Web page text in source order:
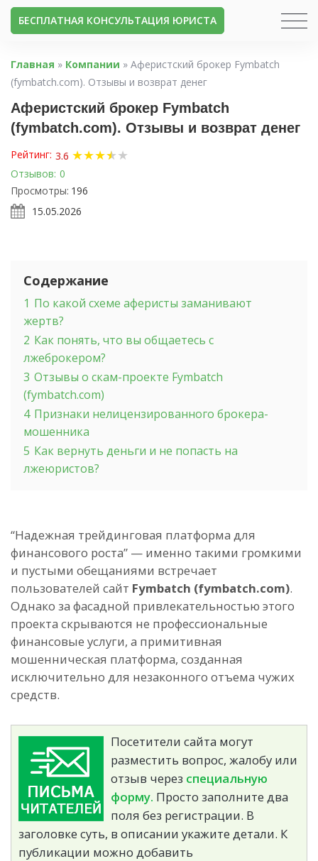
БЕСПЛАТНАЯ КОНСУЛЬТАЦИЯ ЮРИСТА
Главная » Компании » Аферистский брокер Fymbatch
(fymbatch.com). Отзывы и возврат денег
Аферистский брокер Fymbatch
(fymbatch.com). Отзывы и возврат денег
Рейтинг: 3.6 ★★★★
★★
Отзывов: 0
Просмотры: 196
15.05.2026
Содержание
1 По какой схеме аферисты заманивают
жертв?
2 Как понять, что вы общаетесь с
лжеброкером?
3 Отзывы о скам-проекте Fymbatch
(fymbatch.com)
4 Признаки нелицензированного брокера-
мошенника
5 Как вернуть деньги и не попасть на
лжеюристов?
“Надежная трейдинговая платформа для
финансового роста” — именно такими громкими
и пустыми обещаниями встречает
пользователей сайт Fymbatch (fymbatch.com).
Однако за фасадной привлекательностью этого
проекта скрываются не профессиональные
финансовые услуги, а примитивная
мошенническая платформа, созданная
исключительно для незаконного отъема чужих
средств.
Посетители сайта могут
разместить вопрос, жалобу или
отзыв через специальную
форму. Просто заполните два
поля без регистрации. В
заголовке суть, в описании укажите детали. К
публикации можно добавить